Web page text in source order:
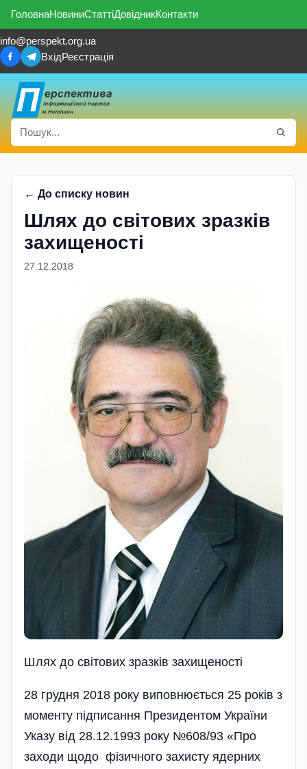
ГоловнаНовиниСтаттіДовідникКонтакти
info@perspekt.org.ua
ВхідРеєстрація
← До списку новин
Шлях до свiтових зразкiв
захищеностi
27.12.2018
Шлях до свiтових зразкiв захищеностi
28 грудня 2018 року виповнюється 25 років з
моменту підписання Президентом України
Указу від 28.12.1993 року №608/93 «Про
заходи щодо фізичного захисту ядерних